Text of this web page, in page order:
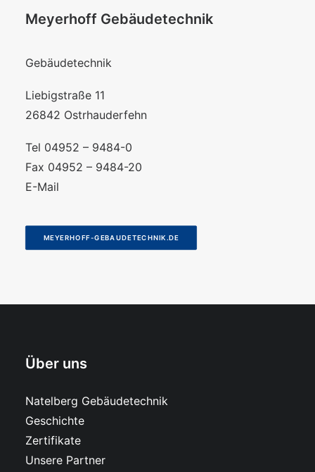
Meyerhoff Gebäudetechnik
Gebäudetechnik
Liebigstraße 11
26842 Ostrhauderfehn
Tel 04952 – 9484-0
Fax 04952 – 9484-20
E-Mail
MEYERHOFF-GEBAUDETECHNIK.DE
Über uns
Natelberg Gebäudetechnik
Geschichte
Zertifikate
Unsere Partner